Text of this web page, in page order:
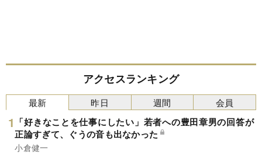
アクセスランキング
最新
「好きなことを仕事にしたい」若者への豊田章男の回答が
正論すぎて、ぐうの音も出なかった
小倉健一
昨日 週間 会員